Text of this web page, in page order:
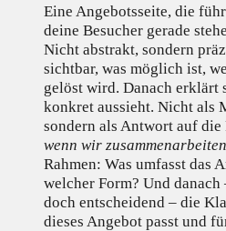
Eine Angebotsseite, die
deine Besucher gerade
Nicht abstrakt, sondern
sichtbar, was möglich ist,
gelöst wird. Danach erklärt
konkret aussieht. Nicht als
sondern als Antwort auf die
wenn wir
Rahmen: Was umfasst das
welcher Form? Und danach
doch entscheidend – die
dieses Angebot passt und